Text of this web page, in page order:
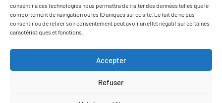
consentir à ces technologies nous permettra de traiter des données telles que le
comportement de navigation ou les ID uniques sur ce site. Le fait de ne pas
consentir ou de retirer son consentement peut avoir un effet négatif sur certaines
caractéristiques et fonctions.
Accepter
Refuser